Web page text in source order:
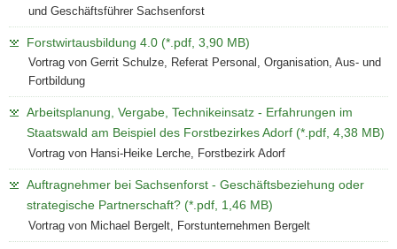
und Geschäftsführer Sachsenforst
Forstwirtausbildung 4.0 (*.pdf, 3,90 MB)
Vortrag von Gerrit Schulze, Referat Personal, Organisation, Aus- und
Fortbildung
Arbeitsplanung, Vergabe, Technikeinsatz - Erfahrungen im
Staatswald am Beispiel des Forstbezirkes Adorf (*.pdf, 4,38 MB)
Vortrag von Hansi-Heike Lerche, Forstbezirk Adorf
Auftragnehmer bei Sachsenforst - Geschäftsbeziehung oder
strategische Partnerschaft? (*.pdf, 1,46 MB)
Vortrag von Michael Bergelt, Forstunternehmen Bergelt